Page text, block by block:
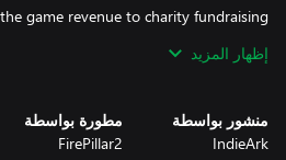
game revenue to charity fundraising
you are welcome to join us.
إظهار المزيد
منشور بواسطة
IndieArk
مطورة بواسطة
FirePillar2